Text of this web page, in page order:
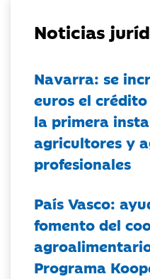
Noticias
Navarra: se
euros el
la primera
agricultores y
profesionales
País Vasco:
fomento del
Programa